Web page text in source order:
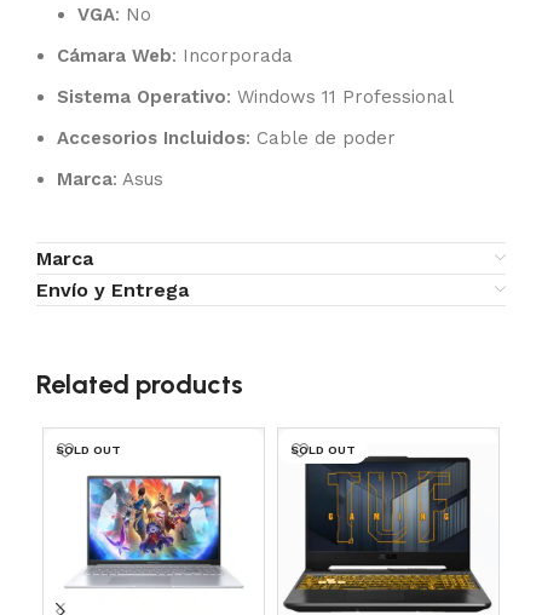
VGA: No
Cámara Web: Incorporada
Sistema Operativo: Windows 11 Professional
Accesorios Incluidos: Cable de poder
Marca: Asus
Marca
Envío y Entrega
Related products
SOLD OUT SOLD OUT